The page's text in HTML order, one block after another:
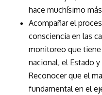
hace muchísimo
Acompañar el
consciencia en las
monitoreo que
nacional, el Estado
Reconocer que el
fundamental en el